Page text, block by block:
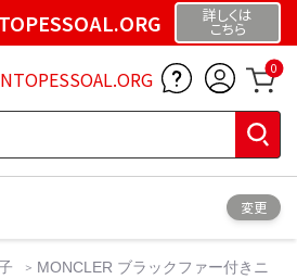
詳しくは
こちら
0
変更
MONCLER ブラックファー付きニ